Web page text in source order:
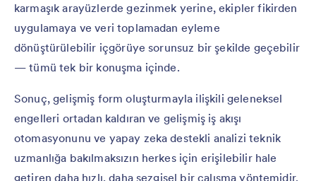
karmaşık arayüzlerde gezinmek yerine, ekipler fikirden
uygulamaya ve veri toplamadan eyleme
dönüştürülebilir içgörüye sorunsuz bir şekilde geçebilir
— tümü tek bir konuşma içinde.
Sonuç, gelişmiş form oluşturmayla ilişkili geleneksel
engelleri ortadan kaldıran ve gelişmiş iş akışı
otomasyonunu ve yapay zeka destekli analizi teknik
uzmanlığa bakılmaksızın herkes için erişilebilir hale
getiren daha hızlı, daha sezgisel bir çalışma yöntemidir.